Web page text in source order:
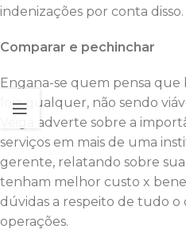
indenizações por conta disso.
Comparar e pechinchar
Engana-se quem pensa que
loja qualquer, não sendo
Veiga adverte sobre a
serviços em mais de uma
gerente, relatando sobre
tenham melhor custo x
dúvidas a respeito de tudo o
operações.